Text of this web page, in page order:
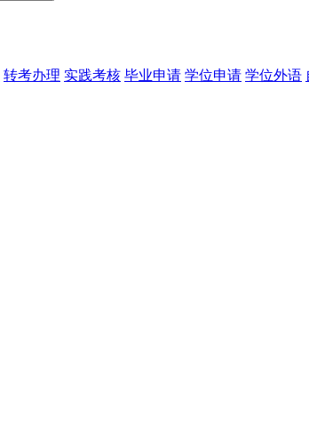
转考办理 实践考核 毕业申请 学位申请 学位外语